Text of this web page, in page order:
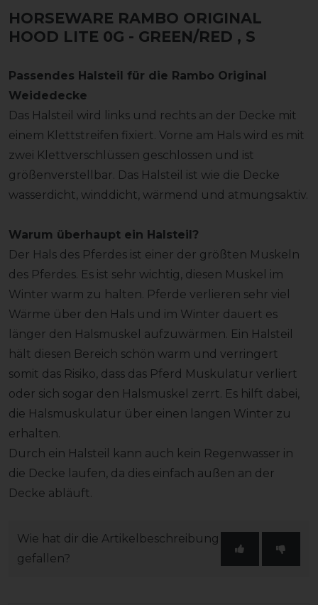
HORSEWARE RAMBO ORIGINAL
HOOD LITE 0G - GREEN/RED , S
Passendes Halsteil für die Rambo Original
Weidedecke
Das Halsteil wird links und rechts an der Decke mit
einem Klettstreifen fixiert. Vorne am Hals wird es mit
zwei Klettverschlüssen geschlossen und ist
größenverstellbar. Das Halsteil ist wie die Decke
wasserdicht, winddicht, wärmend und atmungsaktiv.
Warum überhaupt ein Halsteil?
Der Hals des Pferdes ist einer der größten Muskeln
des Pferdes. Es ist sehr wichtig, diesen Muskel im
Winter warm zu halten. Pferde verlieren sehr viel
Wärme über den Hals und im Winter dauert es
länger den Halsmuskel aufzuwärmen. Ein Halsteil
hält diesen Bereich schön warm und verringert
somit das Risiko, dass das Pferd Muskulatur verliert
oder sich sogar den Halsmuskel zerrt. Es hilft dabei,
die Halsmuskulatur über einen langen Winter zu
erhalten.
Durch ein Halsteil kann auch kein Regenwasser in
die Decke laufen, da dies einfach außen an der
Decke abläuft.
Wie hat dir die Artikelbeschreibung
gefallen?